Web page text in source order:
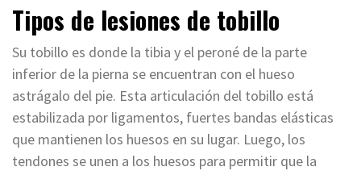
Tipos de lesiones de tobillo
Su tobillo es donde la tibia y el peroné de la parte
inferior de la pierna se encuentran con el hueso
astrágalo del pie. Esta articulación del tobillo está
estabilizada por ligamentos, fuertes bandas elásticas
que mantienen los huesos en su lugar. Luego, los
tendones se unen a los huesos para permitir que la